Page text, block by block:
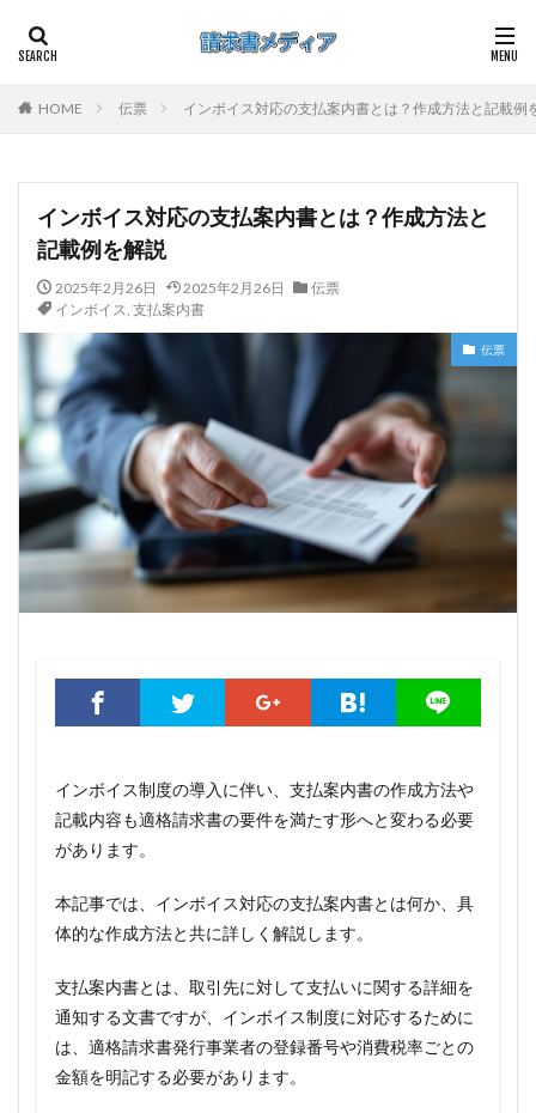
HOME 伝票 インボイス対応の支払案内書とは？作成方法と記載例
インボイス対応の支払案内書とは？作成方法と
記載例を解説
2025年2月26日 2025年2月26日
伝票
インボイス, 支払案内書
伝票
インボイス制度の導入に伴い、支払案内書の作成方法や
記載内容も適格請求書の要件を満たす形へと変わる必要
があります。
本記事では、インボイス対応の支払案内書とは何か、具
体的な作成方法と共に詳しく解説します。
支払案内書とは、取引先に対して支払いに関する詳細を
通知する文書ですが、インボイス制度に対応するために
は、適格請求書発行事業者の登録番号や消費税率ごとの
金額を明記する必要があります。